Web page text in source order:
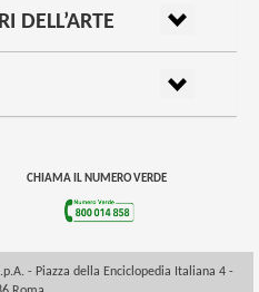
DELL’ARTE
CHIAMA IL NUMERO VERDE
- Piazza della Enciclopedia Italiana 4 -